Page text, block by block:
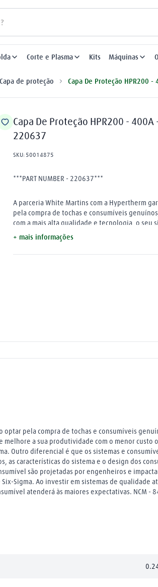
Corte e Plasma Kits Máquinas
Capa de proteção Capa De Proteção HPR200
Capa De Proteção HPR200 -
220637
SKU: 50014875
***PART NUMBER - 220637***
A parceria White Martins com a Hypertherm
pela compra de tochas e consumíveis
com a mais alta qualidade e tecnologia, o seu
na capacidade máxima, aumente a vida útil do
a sua produtividade com o menor custo
patenteadas pela Hypertherm aprimoram o
desempenho do corte. As especificações para
+ mais informações
pela compra de tochas e consumíveis
a sua produtividade com o menor
Outro diferencial é que os sistemas e
as características do sistema e o design dos
são projetadas por engenheiros e
Sigma. Ao investir em sistemas de qualidade
atenderá às maiores expectativas. NCM -